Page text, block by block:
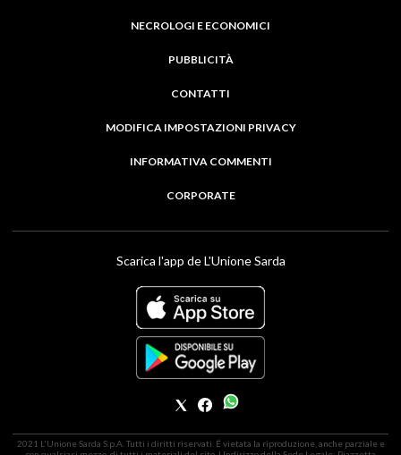
NECROLOGI E ECONOMICI
PUBBLICITÀ
CONTATTI
MODIFICA IMPOSTAZIONI PRIVACY
INFORMATIVA COMMENTI
CORPORATE
Scarica l'app de L'Unione Sarda
2021 L'Unione Sarda S.p.A. Tutti i diritti riservati. É vietata la riproduzione, anche parziale e